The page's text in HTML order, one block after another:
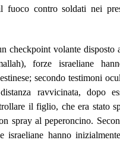
fuoco contro soldati nei
checkpoint volante disposto
forze israeliane
secondo testimoni
ravvicinata, dopo
il figlio, che era stato
spray al peperoncino.
israeliane hanno